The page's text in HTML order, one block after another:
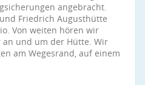
angebracht.
Friedrich Augusthütte
Von weiten hören wir
und um der Hütte. Wir
am Wegesrand, auf einem